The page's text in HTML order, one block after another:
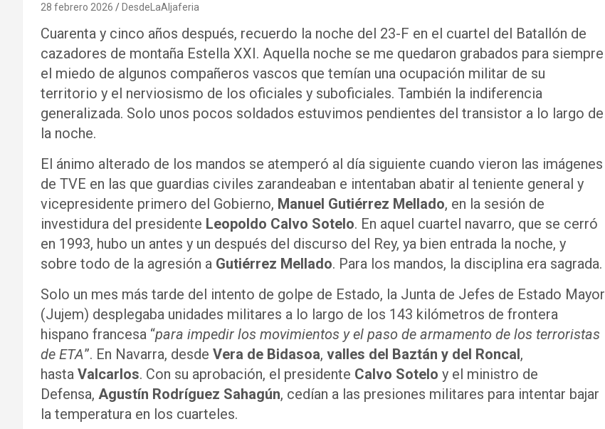
28 febrero 2026 DesdeLaAljaferia
Cuarenta y cinco años después, recuerdo la noche del 23-F en el cuartel del Batallón de
cazadores de montaña Estella XXI. Aquella noche se me quedaron grabados para siempre
el miedo de algunos compañeros vascos que temían una ocupación militar de su
territorio y el nerviosismo de los oficiales y suboficiales. También la indiferencia
generalizada. Solo unos pocos soldados estuvimos pendientes del transistor a lo largo de
la noche.
El ánimo alterado de los mandos se atemperó al día siguiente cuando vieron las imágenes
de TVE en las que guardias civiles zarandeaban e intentaban abatir al teniente general y
vicepresidente primero del Gobierno, Manuel Gutiérrez Mellado, en la sesión de
investidura del presidente Leopoldo Calvo Sotelo. En aquel cuartel navarro, que se cerró
en 1993, hubo un antes y un después del discurso del Rey, ya bien entrada la noche, y
sobre todo de la agresión a Gutiérrez Mellado. Para los mandos, la disciplina era sagrada.
Solo un mes más tarde del intento de golpe de Estado, la Junta de Jefes de Estado Mayor
(Jujem) desplegaba unidades militares a lo largo de los 143 kilómetros de frontera
hispano francesa “para impedir los movimientos y el paso de armamento de los terroristas
de ETA”. En Navarra, desde Vera de Bidasoa, valles del Baztán y del Roncal,
hasta Valcarlos. Con su aprobación, el presidente Calvo Sotelo y el ministro de
Defensa, Agustín Rodríguez Sahagún, cedían a las presiones militares para intentar bajar
la temperatura en los cuarteles.